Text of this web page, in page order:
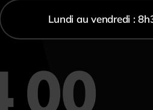
Lundi au vendredi :
00